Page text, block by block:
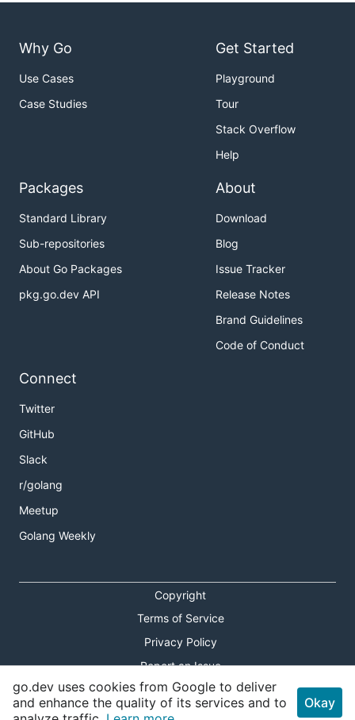
Why Go
Use Cases
Case Studies
Get Started
Playground
Tour
Stack Overflow
Help
Packages
Standard Library
Sub-repositories
About Go Packages
pkg.go.dev API
About
Download
Blog
Issue Tracker
Release Notes
Brand Guidelines
Code of Conduct
Connect
Twitter
GitHub
Slack
r/golang
Meetup
Golang Weekly
Copyright
Terms of Service
Privacy Policy
Report an Issue
Theme Toggle
go.dev uses cookies from Google to deliver
and enhance the quality of its services and to
Okay